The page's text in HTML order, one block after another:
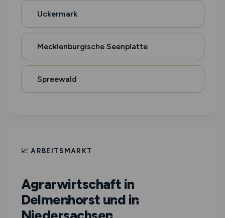
Uckermark
Mecklenburgische Seenplatte
Spreewald
📈 ARBEITSMARKT
Agrarwirtschaft in
Delmenhorst und in